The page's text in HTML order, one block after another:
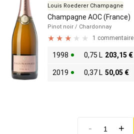
Louis Roederer Champagne
Champagne AOC (France)
Pinot noir / Chardonnay
1 commentaire
1998 0,75 L 203,15 €
2019 0,37 L 50,05 €
- +